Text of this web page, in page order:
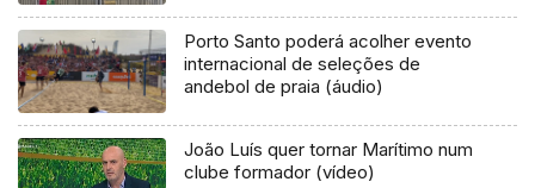
Porto Santo poderá acolher evento
internacional de seleções de
andebol de praia (áudio)
João Luís quer tornar Marítimo num
clube formador (vídeo)